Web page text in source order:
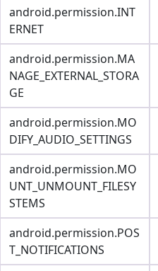
android.permission.INT
ERNET
android.permission.MA
NAGE_EXTERNAL_STORA
GE
android.permission.MO
DIFY_AUDIO_SETTINGS
android.permission.MO
UNT_UNMOUNT_FILESY
STEMS
android.permission.POS
T_NOTIFICATIONS